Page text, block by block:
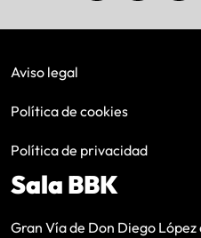
Aviso legal
Política de cookies
Política de privacidad
Sala BBK
Gran Vía de Don Diego López